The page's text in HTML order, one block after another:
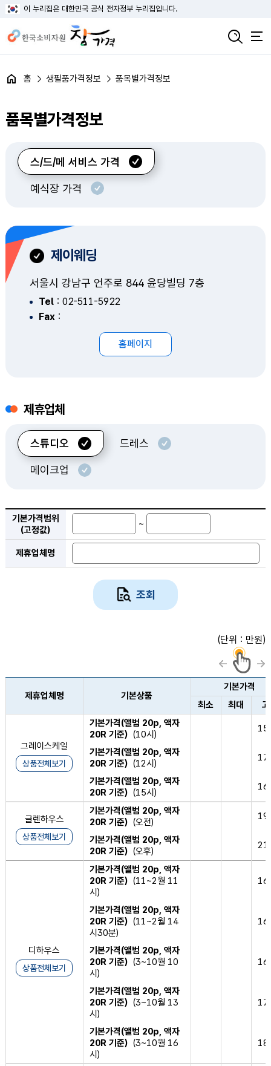
이 누리집은 대한민국 공식 전자정부 누리집입니다.
홈 생필품가격정보 품목별가격정보
품목별가격정보
스/드/메 서비스 가격
예식장 가격
제이웨딩
서울시 강남구 언주로 844 윤당빌딩 7층
Tel: 02-511-5922
Fax:
홈페이지
제휴업체
스튜디오 드레스
메이크업
기본가격범위
(고정값)
~
제휴업체명
조회
(단위 : 만원)
제휴업체명 기본상품
기본가격
최소
최대
그레이스케일
상품전체보기
기본가격(앨범 20p, 액자
20R 기준) (10시)
기본가격(앨범 20p, 액자
20R 기준) (12시)
기본가격(앨범 20p, 액자
20R 기준) (15시)
글렌하우스
상품전체보기
기본가격(앨범 20p, 액자
20R 기준) (오전)
기본가격(앨범 20p, 액자
20R 기준) (오후)
디하우스
상품전체보기
기본가격(앨범 20p, 액자
20R 기준) (11~2월 11
시)
기본가격(앨범 20p, 액자
20R 기준) (11~2월 14
시30분)
기본가격(앨범 20p, 액자
20R 기준) (3~10월 10
시)
기본가격(앨범 20p, 액자
20R 기준) (3~10월 13
시)
기본가격(앨범 20p, 액자
20R 기준) (3~10월 16
시)